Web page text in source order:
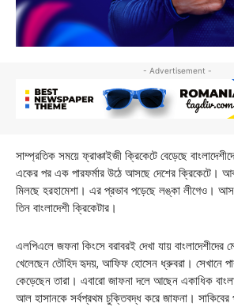
- Advertisement -
সাম্প্রতিক সময়ে ফ্রাঞ্চাইজী ক্রিকেটে বেড়েছে
একের পর এক পারফর্মার উঠে আসছে দেশের ক্রিকেটে।
মিলছে হরহামেশা। এর প্রভাব পড়েছে লঙ্কা লীগেও।
তিন বাংলাদেশী ক্রিকেটার।
এলপিএলে জফনা কিংসে বরাবরই দেখা যায়
খেলেছেন তৌহিদ হৃদয়, আফিফ হোসেন ধ্রুবরা। সেখানে
কেড়েছেন তারা। এবারো জাফনা দলে আছেন একাধিক
আল হাসানকে সর্বপ্রথম চুক্তিবদ্ধ করে জাফনা।